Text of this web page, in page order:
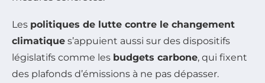
Les politiques de lutte contre le changement
climatique s’appuient aussi sur des dispositifs
législatifs comme les budgets carbone, qui fixent
des plafonds d’émissions à ne pas dépasser.